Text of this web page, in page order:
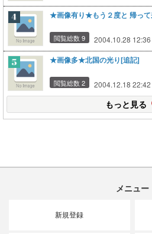
★画像有り★もう２度と 帰って
閲覧総数 9 2004.10.28 12:36
★画像多★北国の光り[追記]
閲覧総数 2 2004.12.18 22:42
もっと見る
メニュー
新規登録